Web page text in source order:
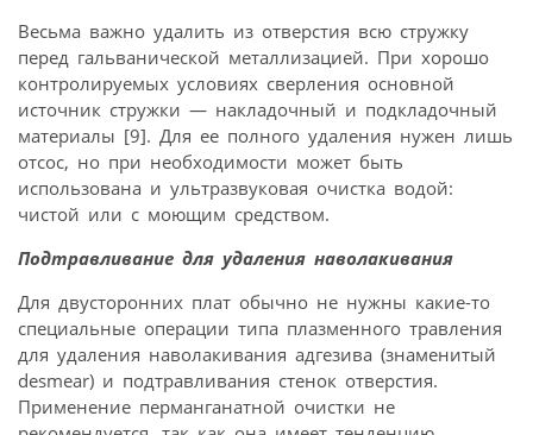
Весьма важно удалить из отверстия всю стружку
перед гальванической металлизацией. При хорошо
контролируемых условиях сверления основной
источник стружки — накладочный и подкладочный
материалы [9]. Для ее полного удаления нужен лишь
отсос, но при необходимости может быть
использована и ультразвуковая очистка водой:
чистой или с моющим средством.
Подтравливание для удаления наволакивания
Для двусторонних плат обычно не нужны какие-то
специальные операции типа плазменного травления
для удаления наволакивания адгезива (знаменитый
desmear) и подтравливания стенок отверстия.
Применение перманганатной очистки не